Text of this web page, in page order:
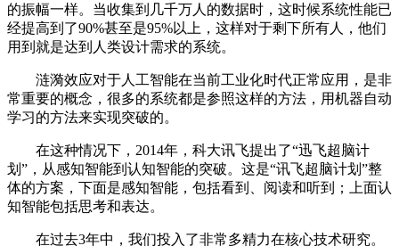
的振幅一样。当收集到几千万人的数据时，这时候系统性能已
经提高到了90%甚至是95%以上，这样对于剩下所有人，他们
用到就是达到人类设计需求的系统。
涟漪效应对于人工智能在当前工业化时代正常应用，是非
常重要的概念，很多的系统都是参照这样的方法，用机器自动
学习的方法来实现突破的。
在这种情况下，2014年，科大讯飞提出了“迅飞超脑计
划”，从感知智能到认知智能的突破。这是“讯飞超脑计划”整
体的方案，下面是感知智能，包括看到、阅读和听到；上面认
知智能包括思考和表达。
在过去3年中，我们投入了非常多精力在核心技术研究。